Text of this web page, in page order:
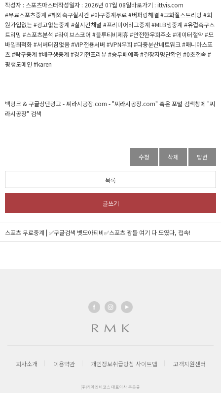
작성자 : 스포츠마스터작성일자 : 2026년 07월 08일바로가기 : ittvis.com
#무료스포츠중계 #해외축구실시간 #야구중계무료 #버퍼링해결 #고화질스트리밍 #회
원가입없는 #광고없는중계 #실시간채널 #프리미어리그중계 #MLB생중계 #유럽축구스
트리밍 #스포츠분석 #라이브스코어 #블루티비제휴 #안전한우회주소 #데이터절약 #모
바일최적화 #서버터짐없음 #VIP전용서버 #VPN우회 #다중분산네트워크 #매니아스포
츠 #탁구중계 #배구생중계 #경기전프리뷰 #승무패예측 #결장자명단확인 #0초접속 #
평생도메인 #karen
백링크 & 구글상단광고 - 찌라시공장.com - "찌라시공장.com" 혹은 포털 검색창에 "찌
라시공장" 검색
수정 삭제 답변
목록
글쓰기
스포츠 무료중계 | ✅구글검색 벳모아티비✅스포츠 광들 여기 다 모였다, 접속!
회사소개 이용약관 개인정보취급방침 사이트맵 고객지원센터
(주)케이엔비코스 대표이사 주은규